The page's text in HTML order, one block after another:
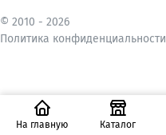
На главную Каталог
© 2010 - 2026
Политика конфиденциальности